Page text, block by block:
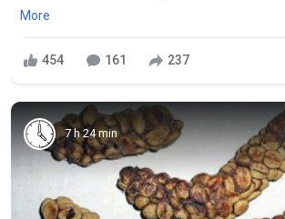
More
454 161 237
7 h 24 min